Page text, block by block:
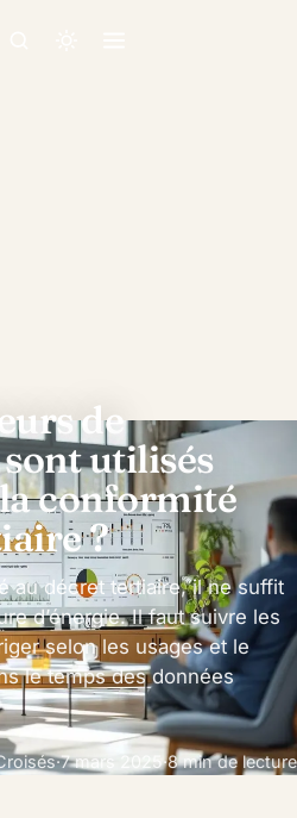
de
utilisés
conformité
?
au décret tertiaire, il ne suffit
d’énergie. Il faut suivre les
selon les usages et le
le temps des données
·7 mars 2025·8 min de lecture